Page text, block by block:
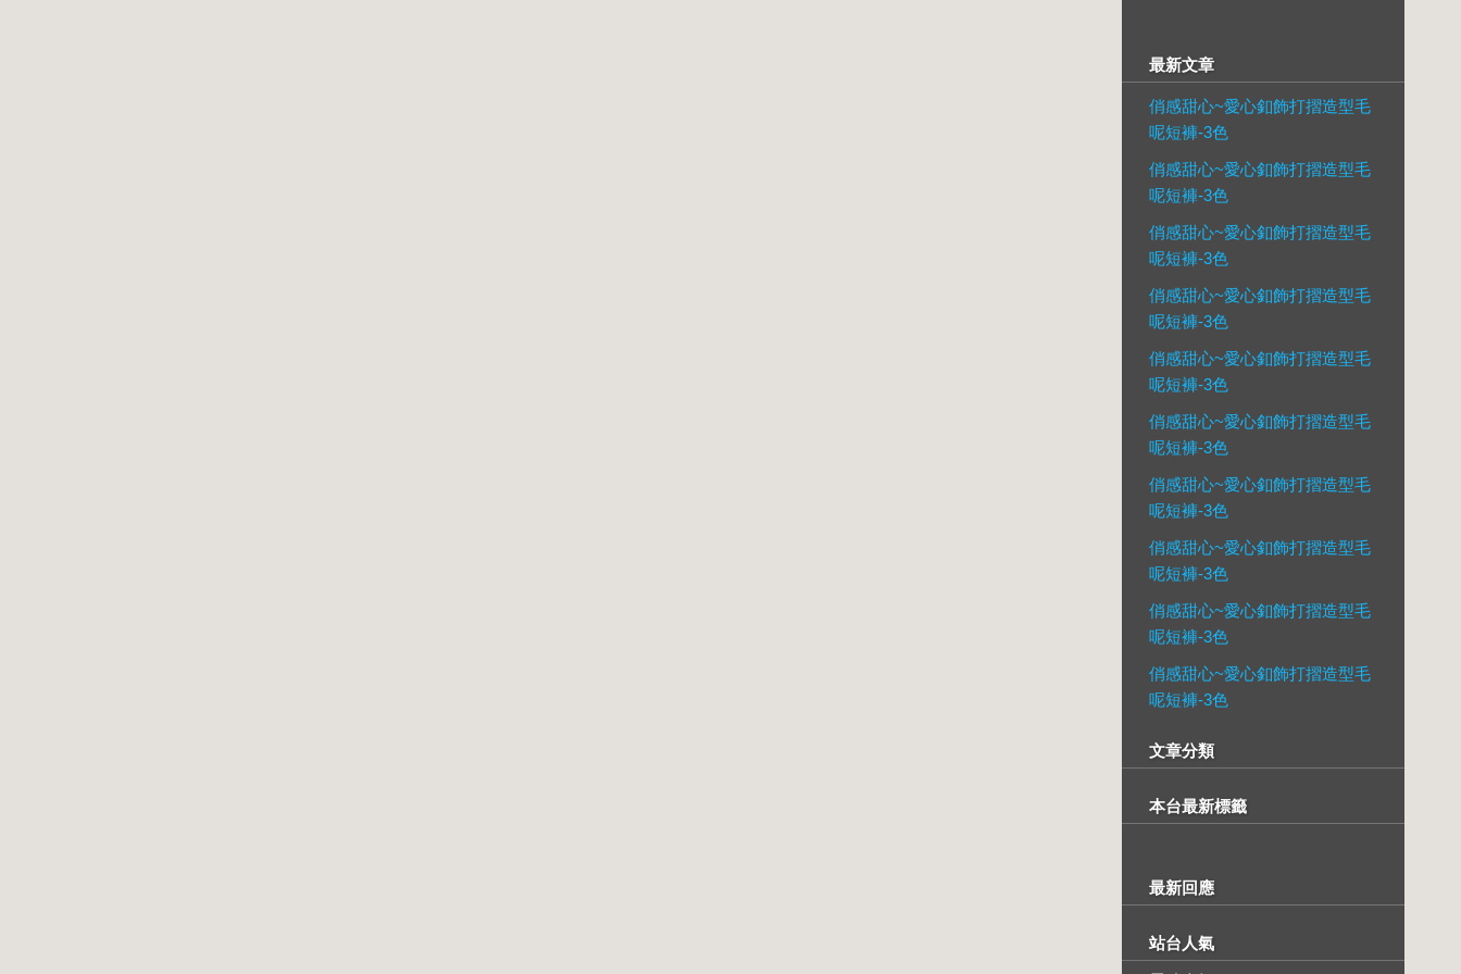
最新文章
俏感甜心~愛心釦飾打摺造型毛
呢短褲-3色
俏感甜心~愛心釦飾打摺造型毛
呢短褲-3色
俏感甜心~愛心釦飾打摺造型毛
呢短褲-3色
俏感甜心~愛心釦飾打摺造型毛
呢短褲-3色
俏感甜心~愛心釦飾打摺造型毛
呢短褲-3色
俏感甜心~愛心釦飾打摺造型毛
呢短褲-3色
俏感甜心~愛心釦飾打摺造型毛
呢短褲-3色
俏感甜心~愛心釦飾打摺造型毛
呢短褲-3色
俏感甜心~愛心釦飾打摺造型毛
呢短褲-3色
俏感甜心~愛心釦飾打摺造型毛
呢短褲-3色
文章分類
本台最新標籤
最新回應
站台人氣